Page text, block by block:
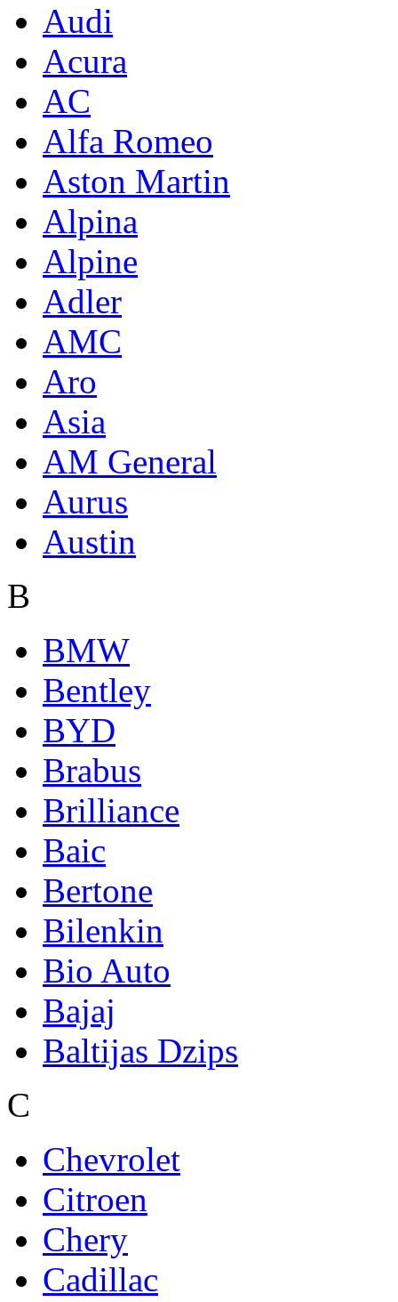
Audi
Acura
AC
Alfa Romeo
Aston Martin
Alpina
Alpine
Adler
AMC
Aro
Asia
AM General
Aurus
Austin
B
BMW
Bentley
BYD
Brabus
Brilliance
Baic
Bertone
Bilenkin
Bio Auto
Bajaj
Baltijas Dzips
C
Chevrolet
Citroen
Chery
Cadillac